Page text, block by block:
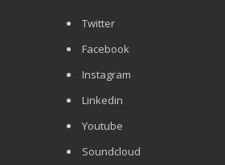
Twitter
Facebook
Instagram
Linkedin
Youtube
Soundcloud